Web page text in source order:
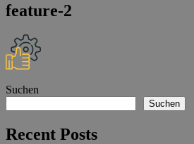
feature-2
Suchen
Suchen
Recent Posts